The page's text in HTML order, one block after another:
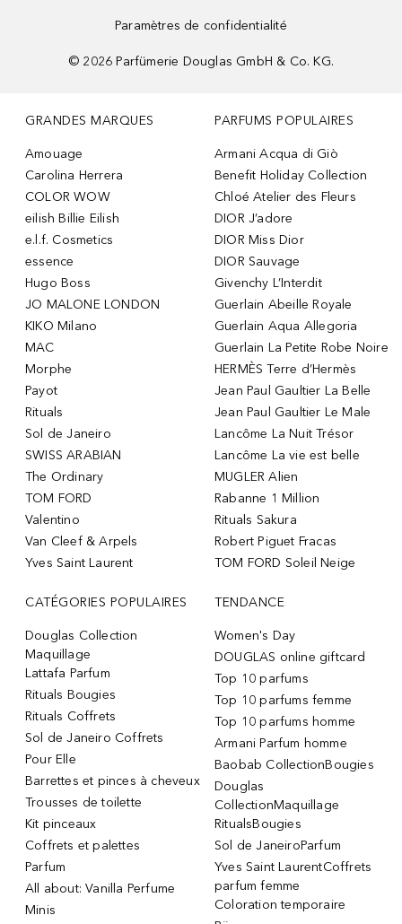
Paramètres de confidentialité
© 2026 Parfümerie Douglas GmbH & Co. KG.
GRANDES MARQUES
Amouage
Carolina Herrera
COLOR WOW
eilish Billie Eilish
e.l.f. Cosmetics
essence
Hugo Boss
JO MALONE LONDON
KIKO Milano
MAC
Morphe
Payot
Rituals
Sol de Janeiro
SWISS ARABIAN
The Ordinary
TOM FORD
Valentino
Van Cleef & Arpels
Yves Saint Laurent
PARFUMS POPULAIRES
Armani Acqua di Giò
Benefit Holiday Collection
Chloé Atelier des Fleurs
DIOR J’adore
DIOR Miss Dior
DIOR Sauvage
Givenchy L’Interdit
Guerlain Abeille Royale
Guerlain Aqua Allegoria
Guerlain La Petite Robe Noire
HERMÈS Terre d’Hermès
Jean Paul Gaultier La Belle
Jean Paul Gaultier Le Male
Lancôme La Nuit Trésor
Lancôme La vie est belle
MUGLER Alien
Rabanne 1 Million
Rituals Sakura
Robert Piguet Fracas
TOM FORD Soleil Neige
CATÉGORIES POPULAIRES
Douglas Collection
Maquillage
Lattafa Parfum
Rituals Bougies
Rituals Coffrets
Sol de Janeiro Coffrets
Pour Elle
Barrettes et pinces à cheveux
Trousses de toilette
Kit pinceaux
Coffrets et palettes
Parfum
All about: Vanilla Perfume
Minis
TENDANCE
Women's Day
DOUGLAS online giftcard
Top 10 parfums
Top 10 parfums femme
Top 10 parfums homme
Armani Parfum homme
Baobab CollectionBougies
Douglas
CollectionMaquillage
RitualsBougies
Sol de JaneiroParfum
Yves Saint LaurentCoffrets
parfum femme
Coloration temporaire